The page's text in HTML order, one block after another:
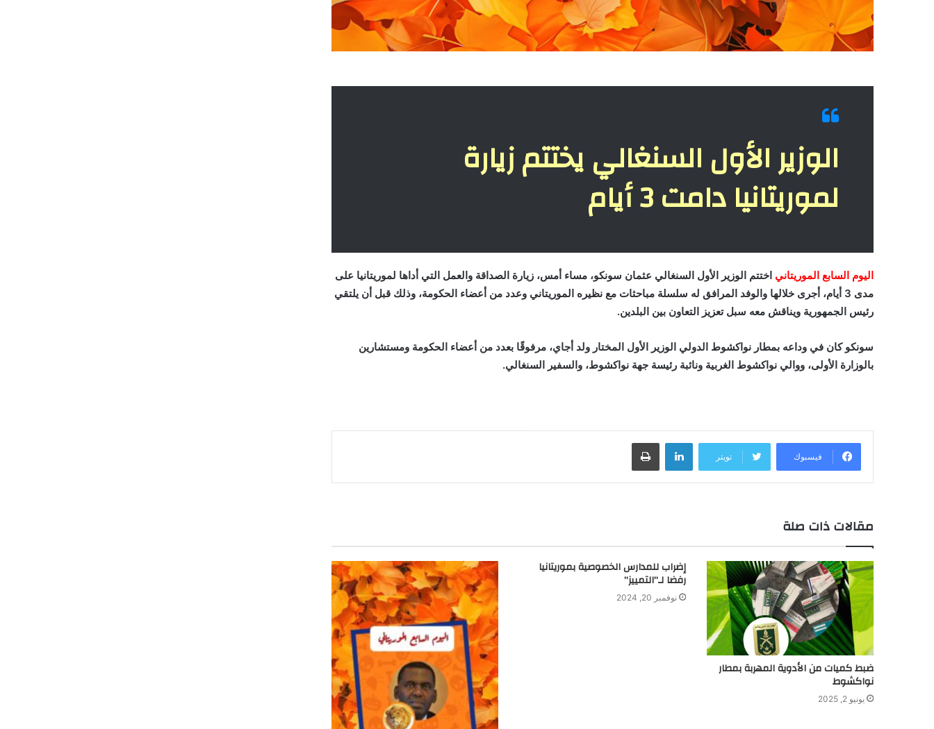
الوزير الأول السنغالي يختتم زيارة
لموريتانيا دامت 3 أيام
اليوم السابع الموريتاني اختتم الوزير الأول السنغالي عثمان سونكو، مساء أمس، زيارة الصداقة والعمل التي أداها لموريتانيا على
مدى 3 أيام، أجرى خلالها والوفد المرافق له سلسلة مباحثات مع نظيره الموريتاني وعدد من أعضاء الحكومة، وذلك قبل أن يلتقي
رئيس الجمهورية ويناقش معه سبل تعزيز التعاون بين البلدين.
سونكو كان في وداعه بمطار نواكشوط الدولي الوزير الأول المختار ولد أجاي، مرفوقًا بعدد من أعضاء الحكومة ومستشارين
بالوزارة الأولى، ووالي نواكشوط الغربية ونائبة رئيسة جهة نواكشوط، والسفير السنغالي.
فيسبوك تويتر
لينكدإن
مقالات ذات صلة
ضبط كميات من الأدوية المهربة بمطار
نواكشوط
يونيو 2, 2025
إضراب للمدارس الخصوصية بموريتانيا
رفضا لـ”التمييز”
نوفمبر 20, 2024